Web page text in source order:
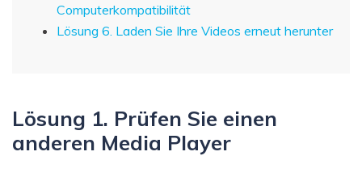
Computerkompatibilität
Lösung 6. Laden Sie Ihre Videos erneut herunter
Lösung 1. Prüfen Sie einen
anderen Media Player